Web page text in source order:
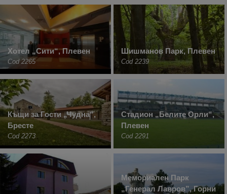
Хотел „Сити“, Плевен
Cod 2265
Шишманов Парк, Плевен
Cod 2239
Къщи за Гости „Чудна“,
Бресте
Cod 2273
Стадион „Белите Орли“,
Плевен
Cod 2291
Мемориален Парк
„Генерал Лавров”, Горни